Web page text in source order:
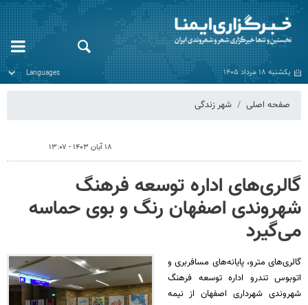
یکشنبه ۱۸ مرداد ۱۴۰۵
صفحه اصلی شهر زندگی
۱۸ آبان ۱۴۰۳ - ۱۳:۰۷
گالری‌های اداره توسعه فرهنگ
شهروندی اصفهان رنگ و بوی حماسه
می‌گیرد
گالری‌های مترو، پایانه‌های مسافربری و
اتوبوس تندرو اداره توسعه فرهنگ
شهروندی شهرداری اصفهان از نیمه